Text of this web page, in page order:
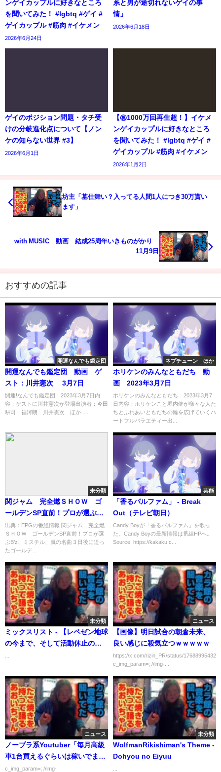
ンゲイカップルに好きなところ
を聞いてみた！ #lgbtq #ゲイ #
ゲイカップル #筋肉 #イケメン
2026年6月24日
系と男が途切れないゲイの事
情」
2026年6月18日
ゲイのポジション問題・タチ受
けの分岐進化点について【ノン
ケの知らない世界 #3】
2026年6月1日
【㊗️1000万回再生超！】イケメ
ンゲイカップルに好きなところ
を聞いてみた！ #lgbtq #ゲイ #
ゲイカップル #筋肉 #イケメン
2026年1月2日
坊主「墓仕舞い？入ってる人間1人につき30万貰い
ます」
with MUSIC 動画 結成25周年いきものがかり
11月9日
おすすめの記事
開運なんでも鑑定団
開運なんでも鑑定団 動画 ゲ
スト：川井憲次 3月7日
開運!なんでも鑑定団 2023年3月7日内
容：ゲストに川井憲次が登場出演者：今田
耕司 福澤朗 川井憲次 ほか......
ネプチューン ほか
ホリケンのみんなともだち 動
画 2023年3月7日
ホリケンのみんなともだち 2023年3月7
日内容：ホリケンこと堀内健が様々な人た
ちとふれあいともだちの輪を広げていくハ
ートフルバラエティー出...
未分類
関ジャム 完全燃ＳＨＯＷ ゴ
ールデンSP直前！プロが選ぶ
B’z、ミスチル、嵐の名曲[字]…
の番組内容解析まとめ
出典：EPGの番組情報 関ジャム 完全燃
ＳＨＯＷ ゴールデンSP直前！プロが選
ぶB’z、ミスチル、嵐の名曲３日後に迫っ
たゴールデ...
芸能
「香るパルファム」 - Break
Out（テレビ朝日）
Candy Boyが「香るパルファム」を歌っ
た。Candy Boyの最新情報は番組HPへ。
Source: https://kakaku.c...
未分類
ミックスリスト - 【レペゼン地球
の今まで、そして活動休止の理
ニュース
【画像】明日試合の朝倉未来、
良い感じに殺気立つｗｗｗｗｗ
https://x.com/rizin_PR/status/
c_img_param=; //img-...
ニュース
ノーブラ系Youtuber「毎月高級
車1台買えるぐらいは稼いでます
（笑）」
c_img_param=; //img-
未分類
WolfmanRikishiman's Theme -
Dohyou no Eiyuu